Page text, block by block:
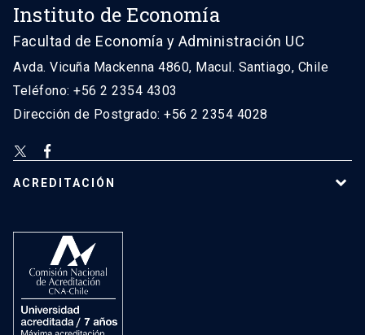
Instituto de Economía
Facultad de Economía y Administración UC
Avda. Vicuña Mackenna 4860, Macul. Santiago, Chile
Teléfono: +56 2 2354 4303
Dirección de Postgrado: +56 2 2354 4028
ACREDITACIÓN